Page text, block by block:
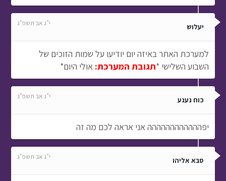
יעלוש י"ג אב תשפ"ג
למערכת האתר באיזה יום יודיעו על שמות הזוכים של
השבוע השלישי *תגובת המערכת: אולי היום*
כוח נענע י"ג אב תשפ"ג
יפהההההההההההה אני אראה לכם מה זה
סבא אליהו י"ג אב תשפ"ג